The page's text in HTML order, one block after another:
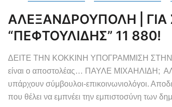
ΑΛΕΞΑΝΔΡΟΥΠΟΛΗ |
“ΠΕΦΤΟΥΛΙΔΗΣ” 11 880!
ΔΕΙΤΕ ΤΗΝ ΚΟΚΚΙΝΗ ΥΠΟΓΡΑΜΜΙΣΗ ΣΤΗΝ
είναι ο αποστολέας… ΠΑΥΛΕ ΜΙΧΑΗΛΙΔΗ;
υπάρχουν σύμβουλοι-επικοινωνιολόγοι.
που θέλει να εμπνέει την εμπιστοσύνη των